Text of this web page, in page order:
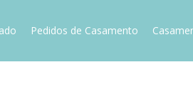
Pedidos de Casamento